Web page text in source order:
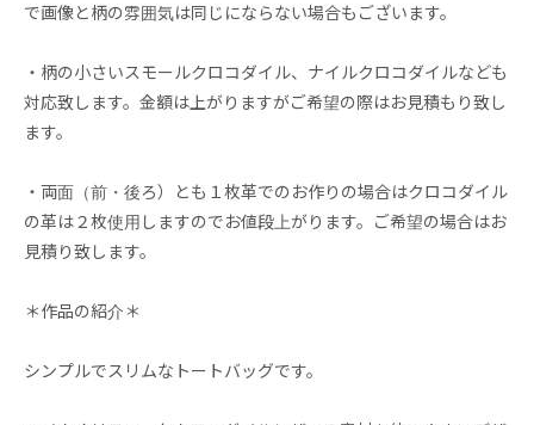
で画像と柄の雰囲気は同じにならない場合もございます。
・柄の小さいスモールクロコダイル、ナイルクロコダイルなども
対応致します。金額は上がりますがご希望の際はお見積もり致し
ます。
・両面（前・後ろ）とも１枚革でのお作りの場合はクロコダイル
の革は２枚使用しますのでお値段上がります。ご希望の場合はお
見積り致します。
＊作品の紹介＊
シンプルでスリムなトートバッグです。